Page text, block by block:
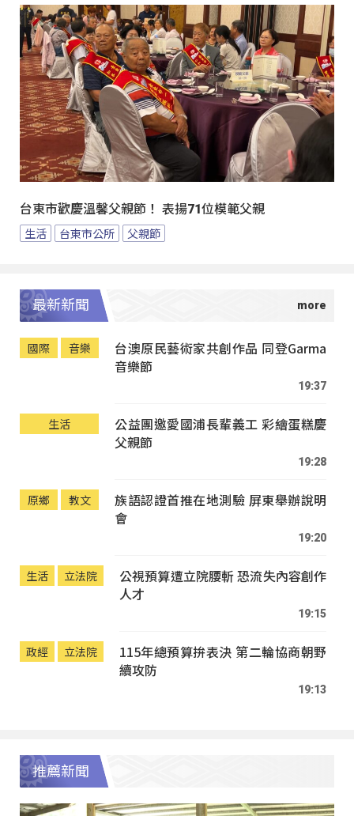
台東市歡慶溫馨父親節！ 表揚71位模範父親
生活 台東市公所 父親節
最新新聞
國際 音樂
台澳原民藝術家共創作品 同登Garma
音樂節
19:37
生活
公益團邀愛國浦長輩義工 彩繪蛋糕慶
父親節
19:28
原鄉 教文
族語認證首推在地測驗 屏東舉辦說明
會
19:20
生活 立法院
公視預算遭立院腰斬 恐流失內容創作
人才
19:15
政經 立法院
115年總預算拚表決 第二輪協商朝野
續攻防
19:13
推薦新聞